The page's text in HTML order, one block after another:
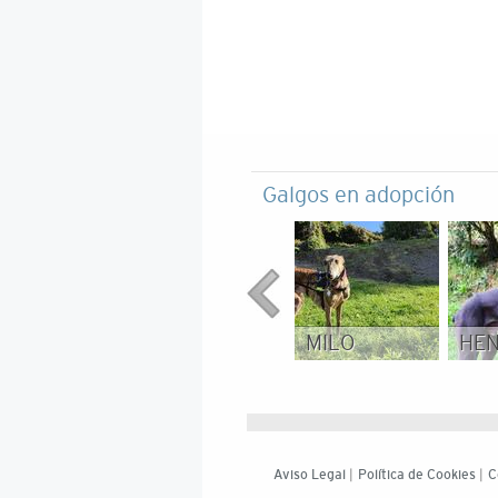
Galgos en adopción
MILO
Aviso Legal Política de Cookies|